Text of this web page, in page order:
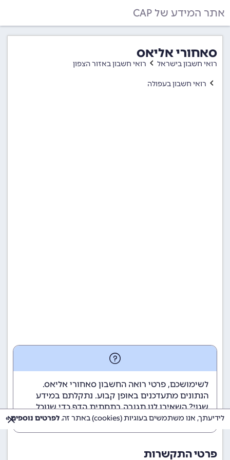
אתר המידע של CAP
סאחורי אליאס
רואי חשבון בישראל רואי חשבון באזור הצפון
רואי חשבון בעפולה
לשימושכם, פרטי רואה החשבון סאחורי אליאס.
הנתונים מתעדכנים באופן קבוע. נתקלתם במידע
שגוי? השאירו לנו תגובה בתחתית הדף כדי שנוכל
לטפל בבעיה בהקדם.
פרטי התקשרות
לידיעתך, אנו משתמשים בעוגיות (cookies) באתר זה. לפרטים נוספים »